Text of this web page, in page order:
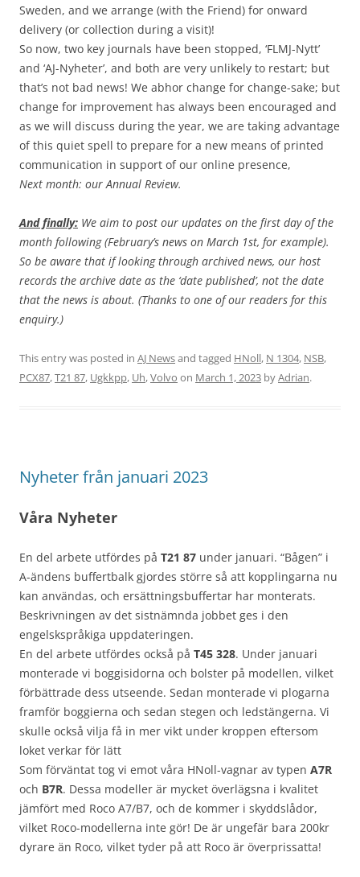
Sweden, and we arrange (with the Friend) for onward
delivery (or collection during a visit)!
So now, two key journals have been stopped, ‘FLMJ-Nytt’
and ‘AJ-Nyheter’, and both are very unlikely to restart; but
that’s not bad news! We abhor change for change-sake; but
change for improvement has always been encouraged and
as we will discuss during the year, we are taking advantage
of this quiet spell to prepare for a new means of printed
communication in support of our online presence,
Next month: our Annual Review.
And finally: We aim to post our updates on the first day of the
month following (February’s news on March 1st, for example).
So be aware that if looking through archived news, our host
records the archive date as the ‘date published’, not the date
that the news is about. (Thanks to one of our readers for this
enquiry.)
This entry was posted in AJ Newsand tagged HNoll, N 1304, NSB,
PCX87,T21 87, Ugkkpp, Uh,Volvo on March 1, 2023 byAdrian.
Nyheter från januari 2023
Våra Nyheter
En del arbete utfördes på T21 87 under januari. “Bågen” i
A-ändens buffertbalk gjordes större så att kopplingarna nu
kan användas, och ersättningsbuffertar har monterats.
Beskrivningen av det sistnämnda jobbet ges i den
engelskspråkiga uppdateringen.
En del arbete utfördes också på T45 328. Under januari
monterade vi boggisidorna och bolster på modellen, vilket
förbättrade dess utseende. Sedan monterade vi plogarna
framför boggierna och sedan stegen och ledstängerna. Vi
skulle också vilja få in mer vikt under kroppen eftersom
loket verkar för lätt
Som förväntat tog vi emot våra HNoll-vagnar av typen A7R
och B7R. Dessa modeller är mycket överlägsna i kvalitet
jämfört med Roco A7/B7, och de kommer i skyddslådor,
vilket Roco-modellerna inte gör! De är ungefär bara 200kr
dyrare än Roco, vilket tyder på att Roco är överprissatta!